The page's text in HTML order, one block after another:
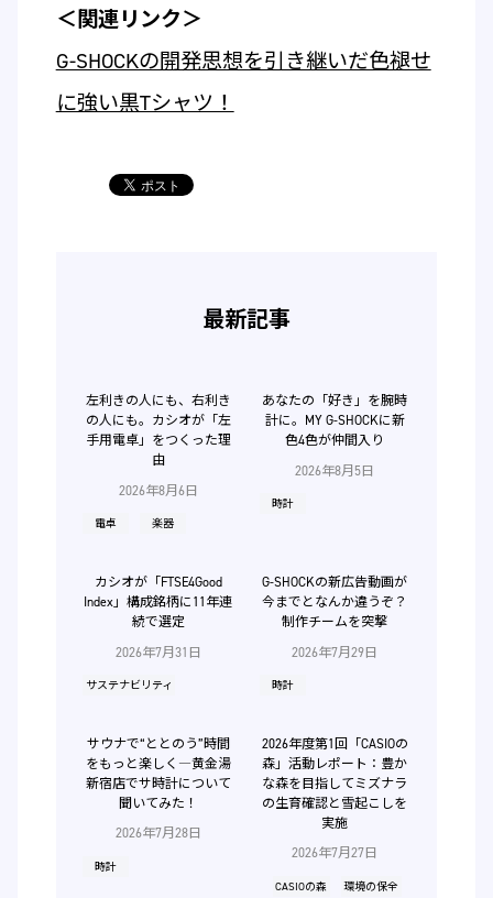
＜関連リンク＞
G-SHOCKの開発思想を引き継いだ色褪せ
に強い黒Tシャツ！
最新記事
2026年8月6日
電卓 楽器
左利きの人にも、右利き
の人にも。カシオが「左
手用電卓」をつくった理
由
2026年8月5日
時計
あなたの「好き」を腕時
計に。MY G-SHOCKに新
色4色が仲間入り
2026年7月31日
サステナビリティ
カシオが「FTSE4Good
Index」構成銘柄に11年連
続で選定
2026年7月29日
時計
G-SHOCKの新広告動画が
今までとなんか違うぞ？
制作チームを突撃
2026年7月28日
時計
サウナで“ととのう”時間
をもっと楽しく―黄金湯
新宿店でサ時計について
聞いてみた！
2026年7月27日
CASIOの森 環境の保全
2026年度第1回「CASIOの
森」活動レポート：豊か
な森を目指してミズナラ
の生育確認と雪起こしを
実施